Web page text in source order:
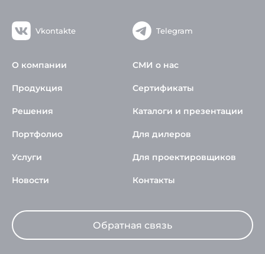
Vkontakte Telegram
О компании
Продукция
Решения
Портфолио
Услуги
Новости
СМИ о нас
Сертификаты
Каталоги и презентации
Для дилеров
Для проектировщиков
Контакты
Обратная связь